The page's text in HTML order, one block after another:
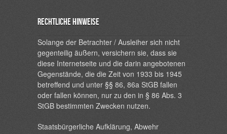
Rechtliche Hinweise
Solange der Betrachter / Ausleiher sich nicht
gegenteilig äußern, versichern sie, dass sie
diese Internetseite und die darin angebotenen
Gegenstände, die die Zeit von 1933 bis 1945
betreffend und unter §§ 86, 86a StGB fallen
oder fallen können, nur zu den in § 86 Abs. 3
StGB bestimmten Zwecken nutzen.
Staatsbürgerliche Aufklärung, Abwehr